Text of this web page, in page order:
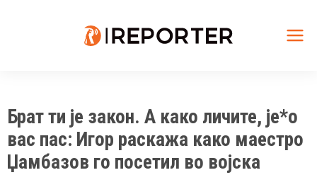
Брат ти је закон. А како личите, је*о
вас пас: Игор раскажа како маестро
Џамбазов го посетил во војска